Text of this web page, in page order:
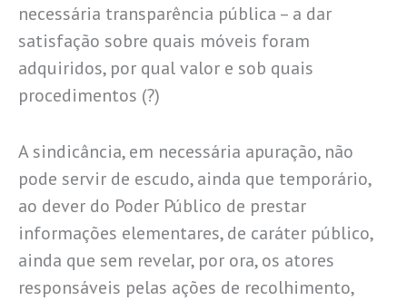
necessária transparência pública – a dar
satisfação sobre quais móveis foram
adquiridos, por qual valor e sob quais
procedimentos (?)
A sindicância, em necessária apuração, não
pode servir de escudo, ainda que temporário,
ao dever do Poder Público de prestar
informações elementares, de caráter público,
ainda que sem revelar, por ora, os atores
responsáveis pelas ações de recolhimento,